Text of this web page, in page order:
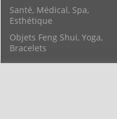
Santé, Médical, Spa,
Esthétique
Objets Feng Shui, Yoga,
Bracelets